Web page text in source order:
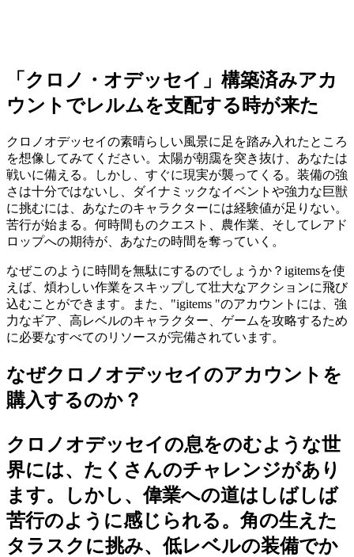
「クロノ・オデッセイ」構築済みアカ
ウントでレルムを支配する時が来た
クロノオデッセイの素晴らしい風景に足を踏み入れたところ
を想像してみてください。太陽が朝靄を突き抜け、あなたは
戦いに備える。しかし、すぐに現実が襲ってくる。装備の強
さは十分ではないし、ダイナミックなイベントや強力な巨獣
に挑むには、あなたのキャラクターには経験値が足りない。
苦行が始まる。何時間ものクエスト、農作業、そしてレアド
ロップへの期待が、あなたの時間を奪っていく。
なぜこのように時間を無駄にするのでしょうか？igitemsを使
えば、煩わしい作業をスキップして壮大なアクションに飛び
込むことができます。また、"igitems "のアカウントには、強
力なギア、高レベルのキャラクター、ゲームを攻略するため
に必要なすべてのリソースが完備されています。
なぜクロノオデッセイのアカウントを
購入するのか？
クロノオデッセイの息をのむような世
界には、たくさんのチャレンジがあり
ます。しかし、偉業への道はしばしば
苦行のように感じられる。角の生えた
タラスクに挑み、低レベルの装備でか